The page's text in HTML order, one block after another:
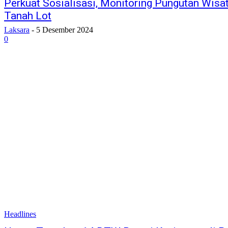
Perkuat Sosialisasi, Monitoring Pungutan
Tanah Lot
Laksara - 5 Desember 2024
0
Headlines